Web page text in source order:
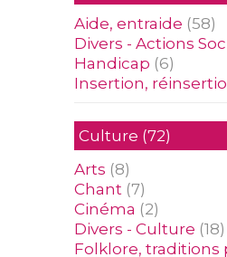
Aide, entraide (58)
Divers - Actions
Handicap (6)
Insertion,
Culture (72)
Arts (8)
Chant (7)
Cinéma (2)
Divers - Culture (18)
Folklore, traditions